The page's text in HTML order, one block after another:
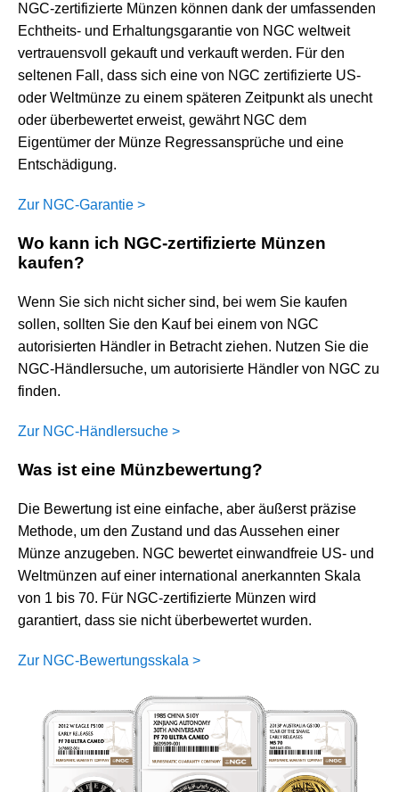
NGC-zertifizierte Münzen können dank der umfassenden
Echtheits- und Erhaltungsgarantie von NGC weltweit
vertrauensvoll gekauft und verkauft werden. Für den
seltenen Fall, dass sich eine von NGC zertifizierte US-
oder Weltmünze zu einem späteren Zeitpunkt als unecht
oder überbewertet erweist, gewährt NGC dem
Eigentümer der Münze Regressansprüche und eine
Entschädigung.
Zur NGC-Garantie >
Wo kann ich NGC-zertifizierte Münzen
kaufen?
Wenn Sie sich nicht sicher sind, bei wem Sie kaufen
sollen, sollten Sie den Kauf bei einem von NGC
autorisierten Händler in Betracht ziehen. Nutzen Sie die
NGC-Händlersuche, um autorisierte Händler von NGC zu
finden.
Zur NGC-Händlersuche >
Was ist eine Münzbewertung?
Die Bewertung ist eine einfache, aber äußerst präzise
Methode, um den Zustand und das Aussehen einer
Münze anzugeben. NGC bewertet einwandfreie US- und
Weltmünzen auf einer international anerkannten Skala
von 1 bis 70. Für NGC-zertifizierte Münzen wird
garantiert, dass sie nicht überbewertet wurden.
Zur NGC-Bewertungsskala >